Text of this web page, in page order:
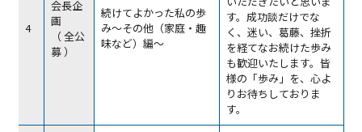
す。成功談だけでな
く、迷い、葛藤、挫折
を経てなお続けた歩み
も歓迎いたします。皆
様の「歩み」を、心よ
りお待ちしておりま
す。
4
会長企
画
（ 全公
募 ）
続けてよかった私の歩
み～その他（家庭・趣
味など）編～